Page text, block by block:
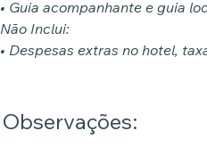
• Guia acompanhante e guia
Não Inclui:
• Despesas extras no hotel,
Observações: